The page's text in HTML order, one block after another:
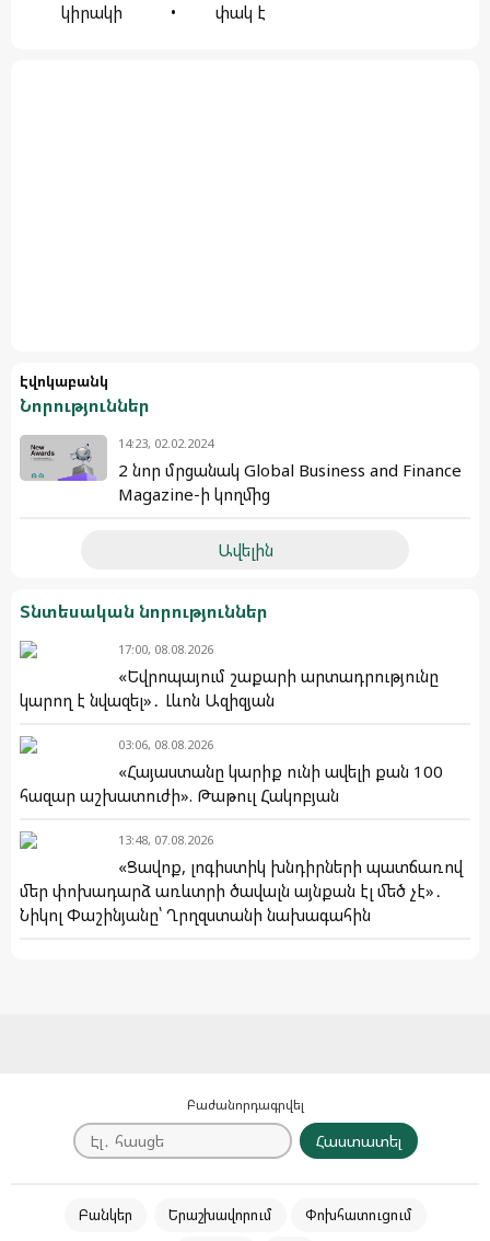
կիրակի
• փակ է
Էվոկաբանկ
Նորություններ
14:23, 02.02.2024
2 նոր մրցանակ Global Business and Finance
Magazine-ի կողմից
Ավելին
Տնտեսական նորություններ
17:00, 08.08.2026
«Եվրոպայում շաքարի արտադրությունը
կարող է նվազել»․ Լևոն Ազիզյան
03:06, 08.08.2026
«Հայաստանը կարիք ունի ավելի քան 100
հազար աշխատուժի». Թաթուլ Հակոբյան
13:48, 07.08.2026
«Ցավոք, լոգիստիկ խնդիրների պատճառով
մեր փոխադարձ առևտրի ծավալն այնքան էլ մեծ չէ»․
Նիկոլ Փաշինյանը՝ Ղրղզստանի նախագահին
Բաժանորդագրվել
Հաստատել
Բանկեր Երաշխավորում Փոխհատուցում